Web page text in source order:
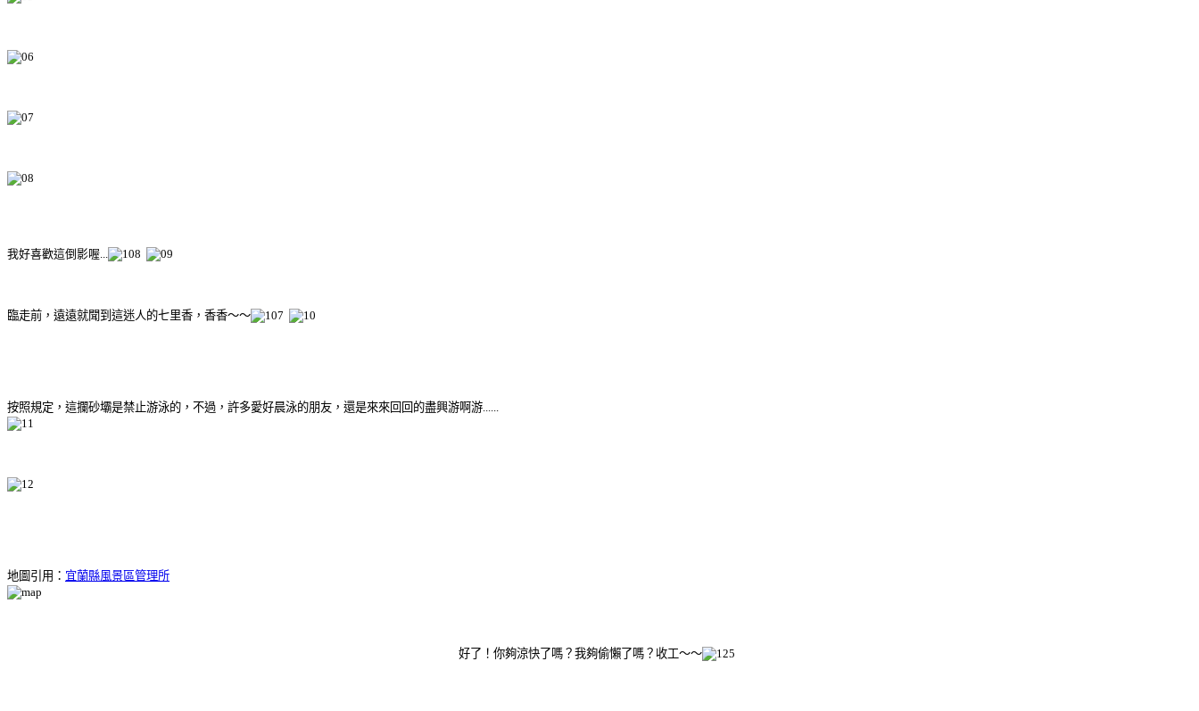
我好喜歡這倒影喔...
臨走前，遠遠就聞到這迷人的七里香，香香～～
按照規定，這攔砂壩是禁止游泳的，不過，許多愛好晨泳的朋友，還是來來回回的盡興游啊游......
地圖引用： 宜蘭縣風景區管理所
好了！你夠涼快了嗎？我夠偷懶了嗎？收工～～